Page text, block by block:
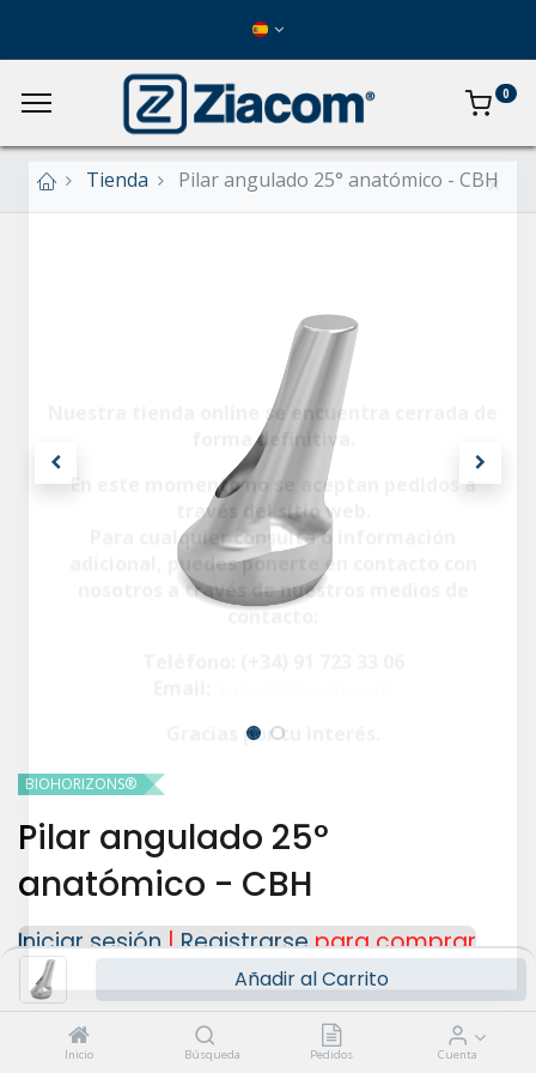
Añadir al Carrito
Inicio Búsqueda Pedidos Cuenta
0
Tienda Pilar angulado 25° anatómico - CBH
BIOHORIZONS®
Pilar angulado 25°
anatómico - CBH
Iniciar sesión|Registrarsepara comprar
PLATAFORMA
Nuestra tienda online se encuentra cerrada de
forma definitiva.
En este momento no se aceptan pedidos a
través del sitio web.
Para cualquier consulta o información
adicional, puedes ponerte en contacto con
nosotros a través de nuestros medios de